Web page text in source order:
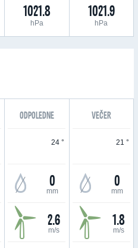
1021.8
hPa
1021.9
hPa
ODPOLEDNE VEČER
24 °
0
mm
2.6
m/s
21 °
0
mm
1.8
m/s